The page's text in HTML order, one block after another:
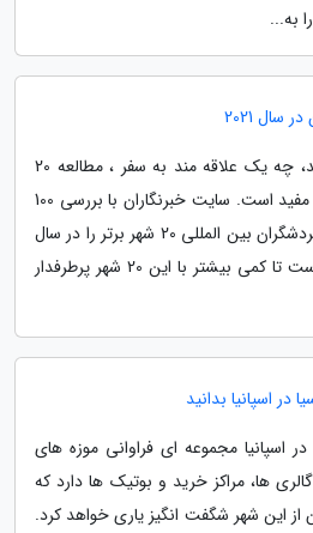
به...
چه یک مسافر معمولی باشید، چه یک علاقه مند به سفر ، مطالعه 20
شهر پربازدید جهان برای شما مفید است. سایت خبرنگاران با بررسی 100
شهر برتر از نظر تعداد ورود گردشگران بین المللی 20 شهر برتر را در سال
2021 برای شما لیست کرده است تا کمی بیشتر با این 20 شهر پرطرفدار
در اسپانیا بدانید
در اسپانیا مجموعه ای فراوانی موزه های
ها، مراکز خرید و بوتیک ها دارد که
از این شهر شگفت انگیز یاری خواهد کرد.